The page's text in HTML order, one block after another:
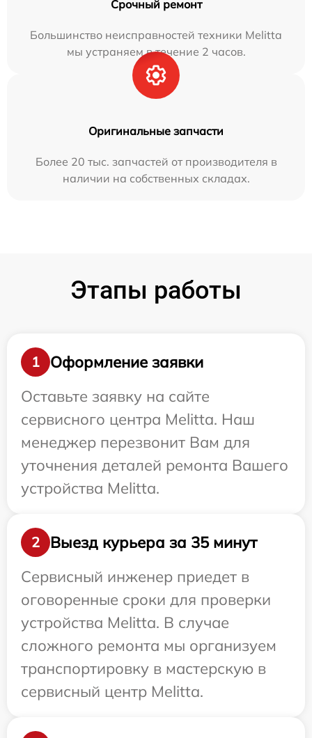
Срочный ремонт
Большинство неисправностей техники Melitta
мы устраняем в течение 2 часов.
Оригинальные запчасти
Более 20 тыс. запчастей от производителя в
наличии на собственных складах.
Этапы работы
1
Оформление заявки
Оставьте заявку на сайте
сервисного центра Melitta. Наш
менеджер перезвонит Вам для
уточнения деталей ремонта Вашего
устройства Melitta.
2
Выезд курьера за 35 минут
Сервисный инженер приедет в
оговоренные сроки для проверки
устройства Melitta. В случае
сложного ремонта мы организуем
транспортировку в мастерскую в
сервисный центр Melitta.